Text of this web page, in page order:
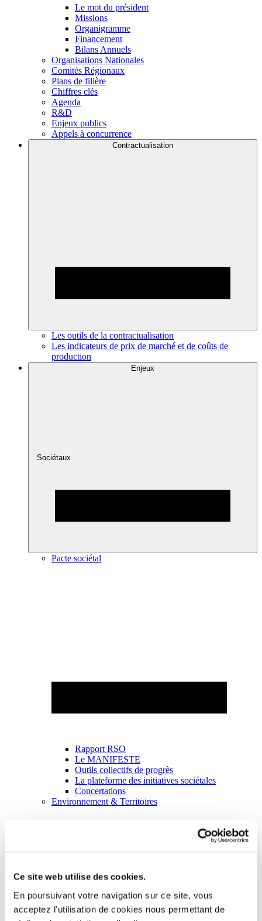
Ce site web utilise des cookies.
En poursuivant votre navigation sur ce site, vous
acceptez l'utilisation de cookies nous permettant de
Le mot du président
Missions
Organigramme
Financement
Bilans Annuels
Organisations Nationales
Comités Régionaux
Plans de filière
Chiffres clés
Agenda
R&D
Enjeux publics
Appels à concurrence
Contractualisation
Les outils de la contractualisation
Les indicateurs de prix de marché et de coûts de
production
Enjeux
Sociétaux
Pacte sociétal
Rapport RSO
Le MANIFESTE
Outils collectifs de progrès
La plateforme des initiatives sociétales
Concertations
Environnement & Territoires